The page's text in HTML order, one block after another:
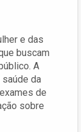
e das
buscam
A
da
de
sobre